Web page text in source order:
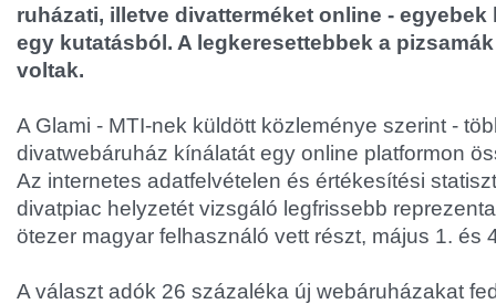
ruházati, illetve divatterméket online - egyebek
egy kutatásból. A legkeresettebbek a
voltak.
A Glami - MTI-nek küldött közleménye szerint -
divatwebáruház kínálatát egy online platformon
Az internetes adatfelvételen és értékesítési
divatpiac helyzetét vizsgáló legfrissebb
ötezer magyar felhasználó vett részt, május 1. és
A választ adók 26 százaléka új webáruházakat